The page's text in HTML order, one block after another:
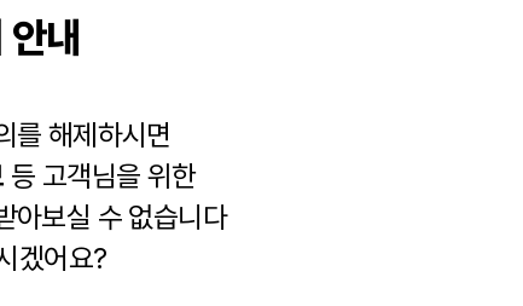
내
를 해제하시면
등 고객님을 위한
아보실 수 없습니다
겠어요?